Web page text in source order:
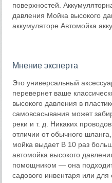
поверхностей.
давления Мойка высокого
аккумуляторе Автомойка
Мнение эксперта
Это универсальный
перевернет ваше
высокого давления в
самовсасывания может
реки и т. д. Никаких
отличии от обычного
мойка выдает В 10 раз
автомойка высокого
помощником — она подходит
садового инвентаря или